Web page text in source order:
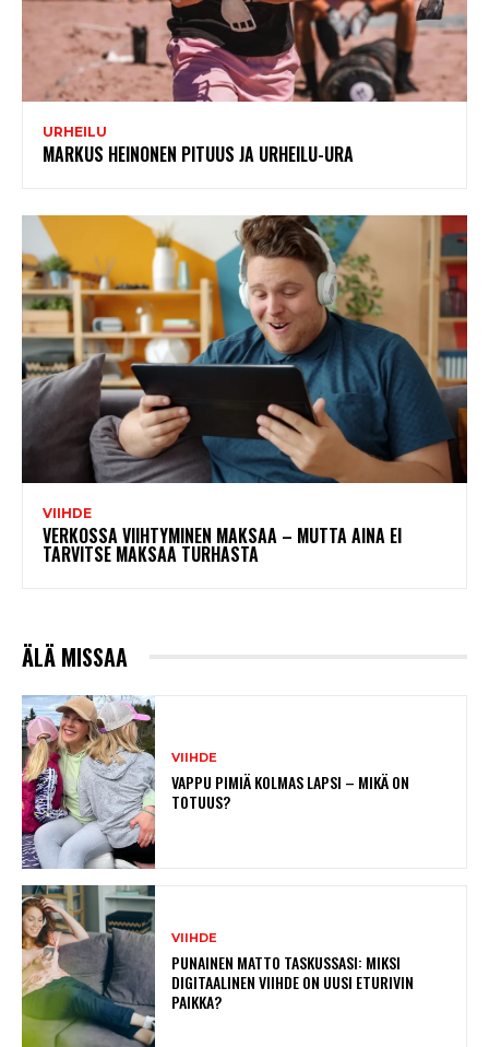
URHEILU
MARKUS HEINONEN PITUUS JA URHEILU-URA
VIIHDE
VERKOSSA VIIHTYMINEN MAKSAA – MUTTA AINA EI
TARVITSE MAKSAA TURHASTA
ÄLÄ MISSAA
VIIHDE
VAPPU PIMIÄ KOLMAS LAPSI – MIKÄ ON
TOTUUS?
VIIHDE
PUNAINEN MATTO TASKUSSASI: MIKSI
DIGITAALINEN VIIHDE ON UUSI ETURIVIN
PAIKKA?